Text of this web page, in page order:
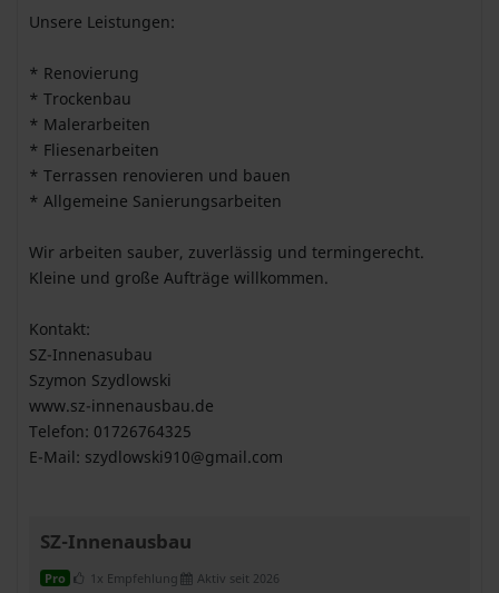
Unsere Leistungen:
* Renovierung
* Trockenbau
* Malerarbeiten
* Fliesenarbeiten
* Terrassen renovieren und bauen
* Allgemeine Sanierungsarbeiten
Wir arbeiten sauber, zuverlässig und termingerecht.
Kleine und große Aufträge willkommen.
Kontakt:
SZ-Innenasubau
Szymon Szydlowski
www.sz-innenausbau.de
Telefon: 01726764325
E-Mail: szydlowski910@gmail.com
SZ-Innenausbau
Pro 1x Empfehlung Aktiv seit 2026